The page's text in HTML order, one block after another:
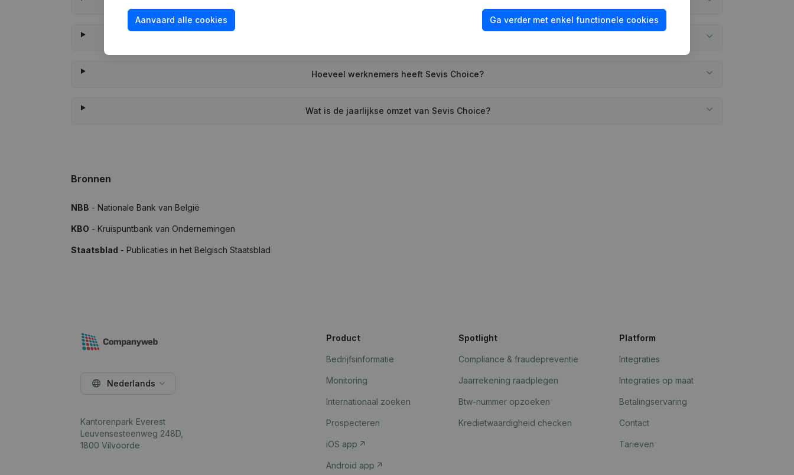
Hoeveel werknemers heeft Sevis Choice?
Wat is de jaarlijkse omzet van Sevis Choice?
Bronnen
NBB - Nationale Bank van België
KBO - Kruispuntbank van Ondernemingen
Staatsblad - Publicaties in het Belgisch Staatsblad
Aanvaard alle cookies Ga verder met enkel functionele cookies
Nederlands
Kantorenpark Everest
Leuvensesteenweg 248D,
1800 Vilvoorde
Product
Bedrijfsinformatie
Monitoring
Internationaal zoeken
Prospecteren
iOS app
Android app
Spotlight
Compliance & fraudepreventie
Jaarrekening raadplegen
Btw-nummer opzoeken
Kredietwaardigheid checken
Platform
Integraties
Integraties op maat
Betalingservaring
Contact
Tarieven